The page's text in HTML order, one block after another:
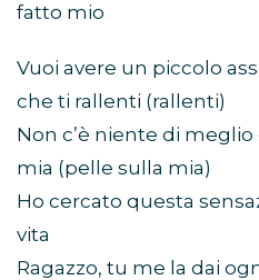
fatto mio
Vuoi avere un piccolo
che ti rallenti (rallenti)
Non c’è niente di
mia (pelle sulla mia)
Ho cercato questa
vita
Ragazzo, tu me la dai